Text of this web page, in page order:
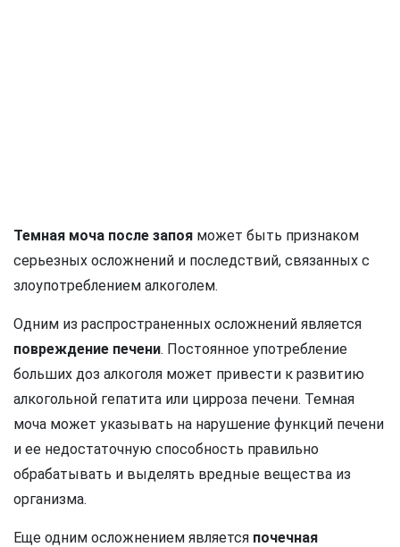
Темная моча после запоя может быть признаком
серьезных осложнений и последствий, связанных с
злоупотреблением алкоголем.
Одним из распространенных осложнений является
повреждение печени. Постоянное употребление
больших доз алкоголя может привести к развитию
алкогольной гепатита или цирроза печени. Темная
моча может указывать на нарушение функций печени
и ее недостаточную способность правильно
обрабатывать и выделять вредные вещества из
организма.
Еще одним осложнением является почечная